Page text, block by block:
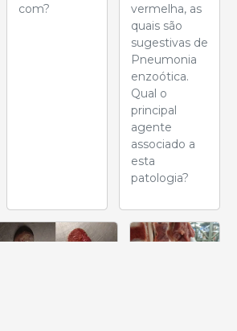
com?
vermelha, as
quais são
sugestivas de
Pneumonia
enzoótica.
Qual o
principal
agente
associado a
esta
patologia?